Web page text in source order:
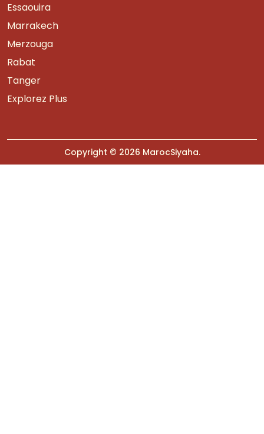
Essaouira
Marrakech
Merzouga
Rabat
Tanger
Explorez Plus
Copyright © 2026 MarocSiyaha.